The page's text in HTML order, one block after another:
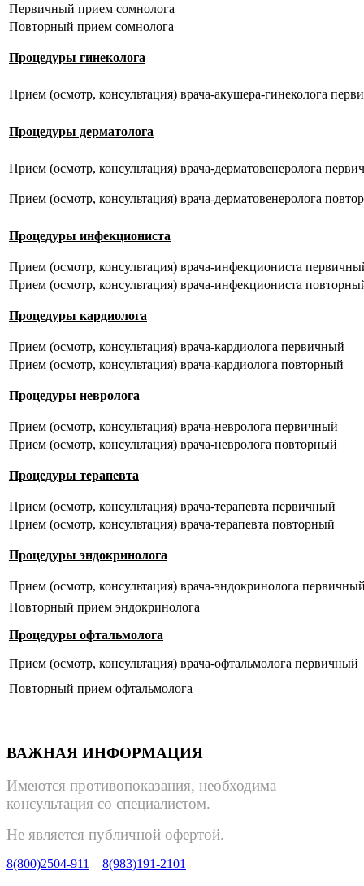
Первичный прием сомнолога
Повторный прием сомнолога
Процедуры гинеколога
Прием (осмотр, консультация) врача-акушера-гинеколога
Процедуры дерматолога
Прием (осмотр, консультация) врача-дерматовенеролога
Прием (осмотр, консультация) врача-дерматовенеролога
Процедуры инфекциониста
Прием (осмотр, консультация) врача-инфекциониста
Прием (осмотр, консультация) врача-инфекциониста
Процедуры кардиолога
Прием (осмотр, консультация) врача-кардиолога первичный
Прием (осмотр, консультация) врача-кардиолога повторный
Процедуры невролога
Прием (осмотр, консультация) врача-невролога первичный
Прием (осмотр, консультация) врача-невролога повторный
Процедуры терапевта
Прием (осмотр, консультация) врача-терапевта первичный
Прием (осмотр, консультация) врача-терапевта повторный
Процедуры эндокринолога
Прием (осмотр, консультация) врача-эндокринолога
Повторный прием эндокринолога
Процедуры офтальмолога
Прием (осмотр, консультация) врача-офтальмолога первичный
Повторный прием офтальмолога
ВАЖНАЯ ИНФОРМАЦИЯ
Имеются противопоказания, необходима
консультация со специалистом.
Не является публичной офертой.
8(800)2504-911
8(983)191-2101